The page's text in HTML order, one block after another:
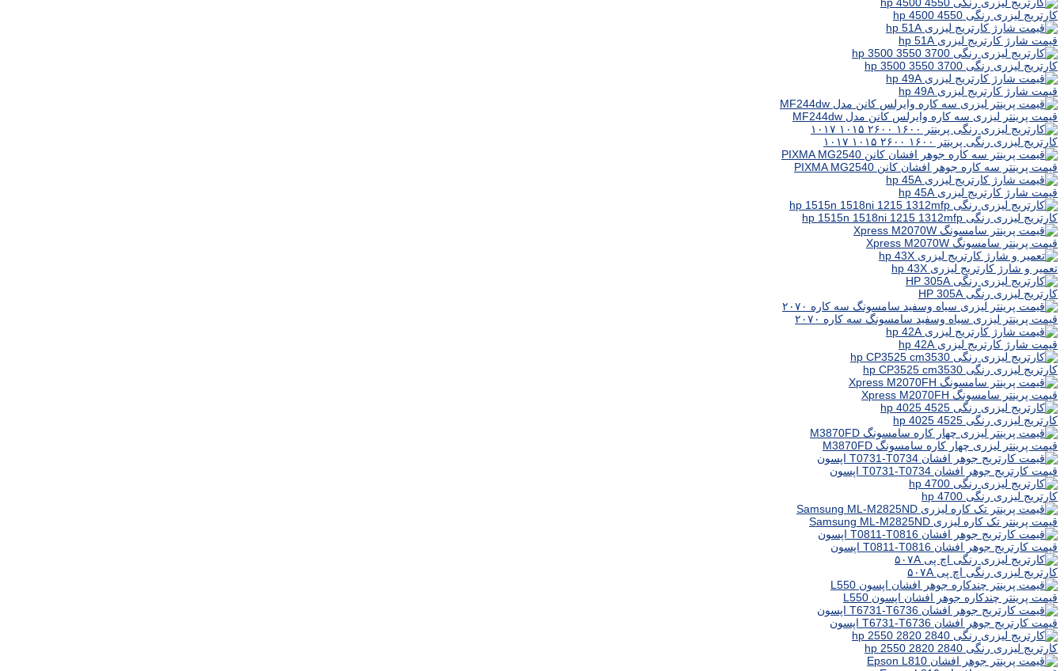
کارتریج لیزری رنگی hp 4500 4550
قیمت شارژ کارتریج لیزری hp 51A
کارتریج لیزری رنگی hp 3500 3550 3700
قیمت شارژ کارتریج لیزری hp 49A
قیمت پرینتر لیزری سه کاره وایرلس کانن مدل MF244dw
کارتریج لیزری رنگی پرینتر ۱۶۰۰ ۲۶۰۰ ۱۰۱۵ ۱۰۱۷
قیمت پرینتر سه کاره جوهر افشان کانن PIXMA MG2540
قیمت شارژ کارتریج لیزری hp 45A
کارتریج لیزری رنگی hp 1515n 1518ni 1215 1312mfp
قیمت پرینتر سامسونگ Xpress M2070W
تعمیر و شارژ کارتریج لیزری hp 43X
کارتریج لیزری رنگی HP 305A
قیمت پرینتر لیزری سیاه وسفید سامسونگ سه کاره ۲۰۷۰
قیمت شارژ کارتریج لیزری hp 42A
کارتریج لیزری رنگی hp CP3525 cm3530
قیمت پرینتر سامسونگ Xpress M2070FH
کارتریج لیزری رنگی hp 4025 4525
قیمت پرینتر لیزری چهار کاره سامسونگ M3870FD
قیمت کارتریج جوهر افشان T0731-T0734 اپسون
کارتریج لیزری رنگی hp 4700
قیمت پرینتر تک کاره لیزری Samsung ML-M2825ND
قیمت کارتریج جوهر افشان T0811-T0816 اپسون
کارتریج لیزری رنگی اچ پی ۵۰۷A
قیمت پرینتر چندکاره جوهر افشان اپسون L550
قیمت کارتریج جوهر افشان T6731-T6736 اپسون
کارتریج لیزری رنگی hp 2550 2820 2840